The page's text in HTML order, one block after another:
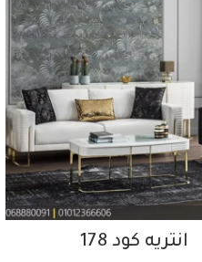
انتريه كود 178